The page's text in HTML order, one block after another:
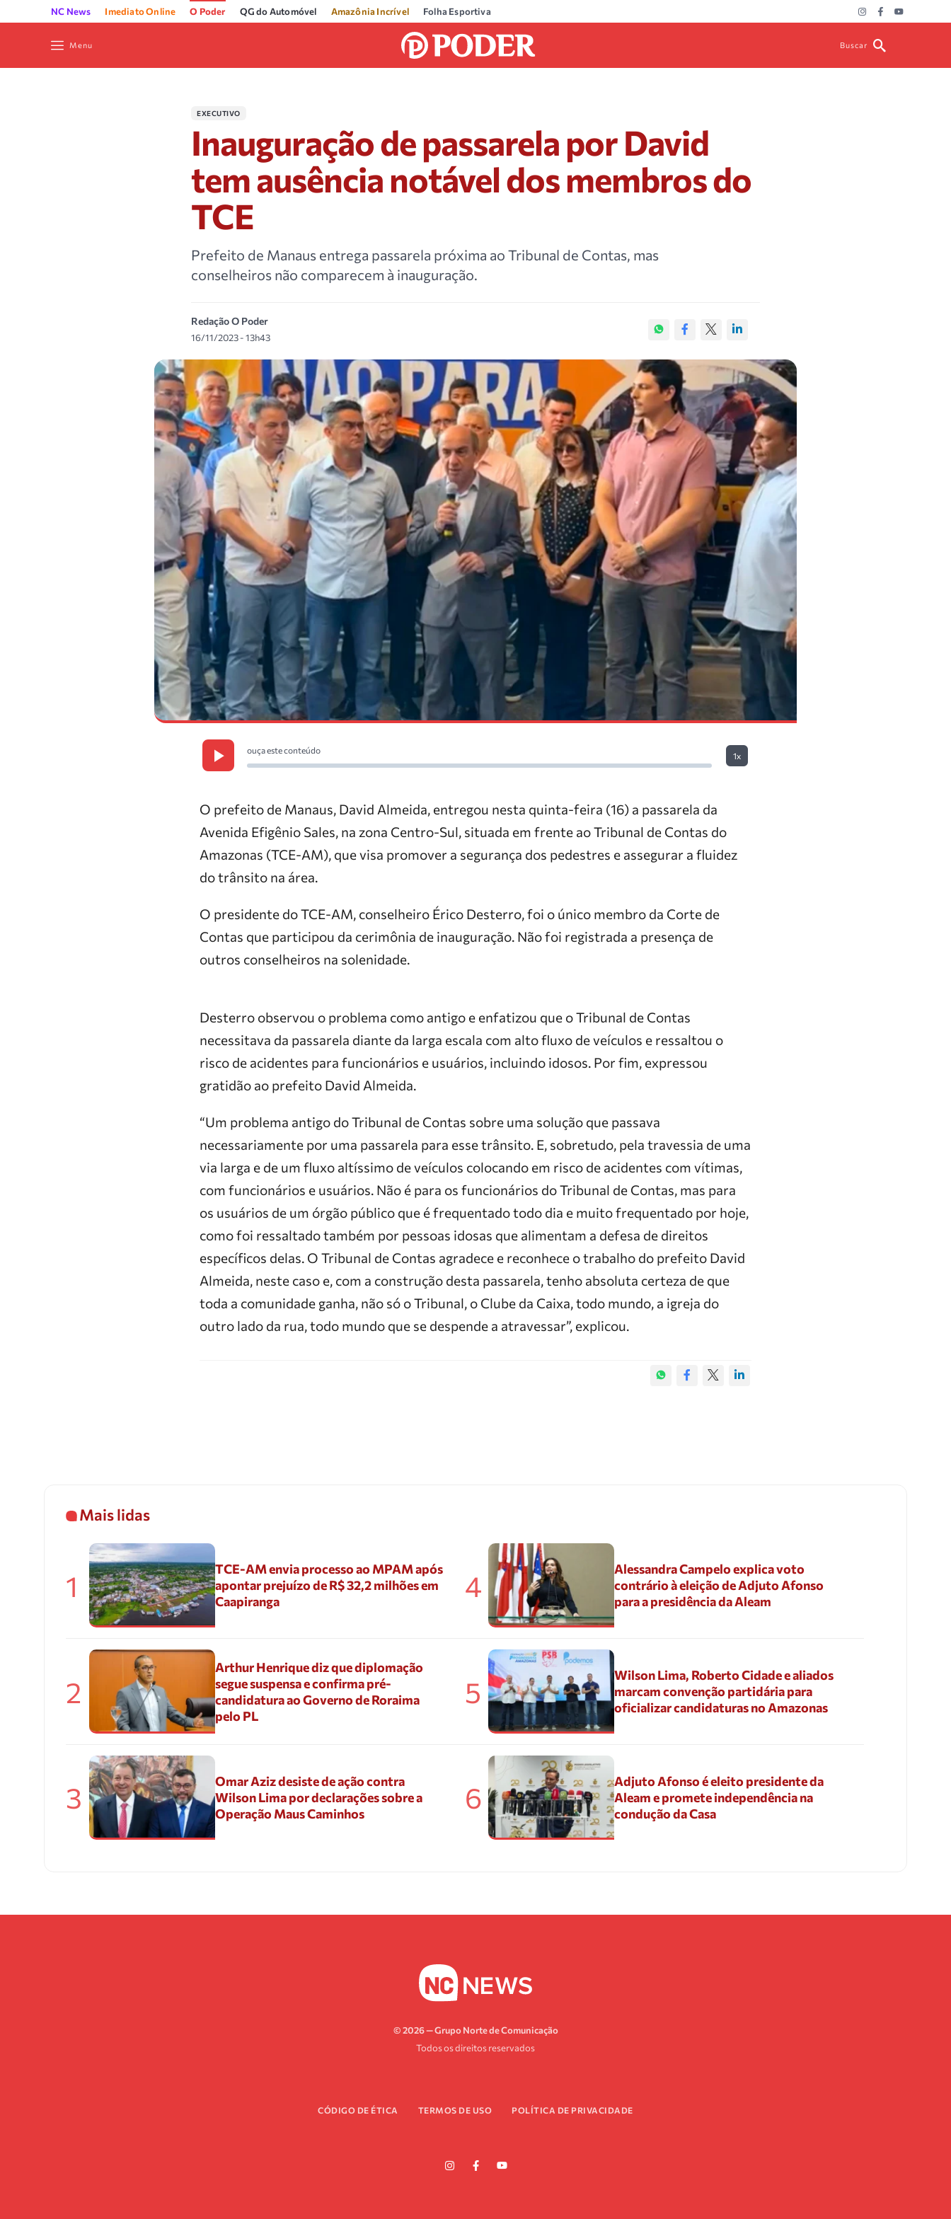
NC News Imediato Online O Poder QG do Automóvel Amazônia Incrível Folha Esportiva
Menu Buscar
EXECUTIVO
Inauguração de passarela por David
tem ausência notável dos membros do
TCE
Prefeito de Manaus entrega passarela próxima ao Tribunal de Contas, mas
conselheiros não comparecem à inauguração.
Redação O Poder
16/11/2023 - 13h43
ouça este conteúdo
1x
O prefeito de Manaus, David Almeida, entregou nesta quinta-feira (16) a passarela da
Avenida Efigênio Sales, na zona Centro-Sul, situada em frente ao Tribunal de Contas do
Amazonas (TCE-AM), que visa promover a segurança dos pedestres e assegurar a fluidez
do trânsito na área.
O presidente do TCE-AM, conselheiro Érico Desterro, foi o único membro da Corte de
Contas que participou da cerimônia de inauguração. Não foi registrada a presença de
outros conselheiros na solenidade.
Desterro observou o problema como antigo e enfatizou que o Tribunal de Contas
necessitava da passarela diante da larga escala com alto fluxo de veículos e ressaltou o
risco de acidentes para funcionários e usuários, incluindo idosos. Por fim, expressou
gratidão ao prefeito David Almeida.
“Um problema antigo do Tribunal de Contas sobre uma solução que passava
necessariamente por uma passarela para esse trânsito. E, sobretudo, pela travessia de uma
via larga e de um fluxo altíssimo de veículos colocando em risco de acidentes com vítimas,
com funcionários e usuários. Não é para os funcionários do Tribunal de Contas, mas para
os usuários de um órgão público que é frequentado todo dia e muito frequentado por hoje,
como foi ressaltado também por pessoas idosas que alimentam a defesa de direitos
específicos delas. O Tribunal de Contas agradece e reconhece o trabalho do prefeito David
Almeida, neste caso e, com a construção desta passarela, tenho absoluta certeza de que
toda a comunidade ganha, não só o Tribunal, o Clube da Caixa, todo mundo, a igreja do
outro lado da rua, todo mundo que se despende a atravessar”, explicou.
Mais lidas
1
TCE-AM envia processo ao MPAM após
apontar prejuízo de R$ 32,2 milhões em
Caapiranga
2
Arthur Henrique diz que diplomação
segue suspensa e confirma pré-
candidatura ao Governo de Roraima
pelo PL
3
Omar Aziz desiste de ação contra
Wilson Lima por declarações sobre a
Operação Maus Caminhos
4
Alessandra Campelo explica voto
contrário à eleição de Adjuto Afonso
para a presidência da Aleam
5
Wilson Lima, Roberto Cidade e aliados
marcam convenção partidária para
oficializar candidaturas no Amazonas
6
Adjuto Afonso é eleito presidente da
Aleam e promete independência na
condução da Casa
© 2026 — Grupo Norte de Comunicação
Todos os direitos reservados
CÓDIGO DE ÉTICA TERMOS DE USO POLÍTICA DE PRIVACIDADE